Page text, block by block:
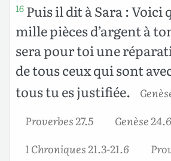
16 Puis il dit à Sara : Voici
mille pièces d’argent à
sera pour toi une
de tous ceux qui sont
tous tu es justifiée.
Proverbes 27.5
Genèse
1 Chroniques 21.3-21.6